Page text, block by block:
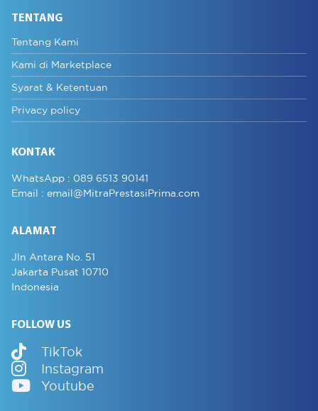
TENTANG
Tentang Kami
Kami di Marketplace
Syarat & Ketentuan
Privacy policy
KONTAK
WhatsApp : 089 6513 90141
Email : email@MitraPrestasiPrima.com
ALAMAT
Jln Antara No. 51
Jakarta Pusat 10710
Indonesia
FOLLOW US
TikTok
Instagram
Youtube